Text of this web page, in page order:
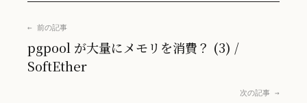
← 前の記事
pgpool が大量にメモリを消費？ (3) /
SoftEther
次の記事 →